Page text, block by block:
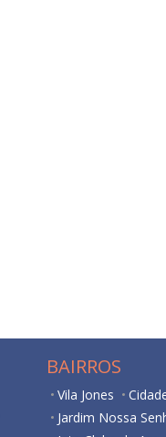
BAIRROS
Vila Jones
Jardim Nossa